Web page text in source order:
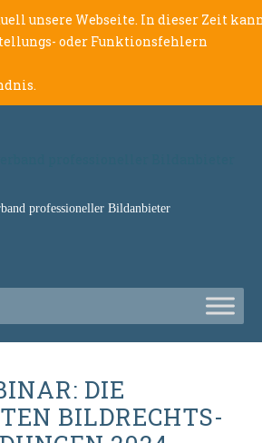
unsere Webseite. In dieser Zeit
oder Funktionsfehlern
professioneller Bildanbieter
DIE
BILDRECHTS-